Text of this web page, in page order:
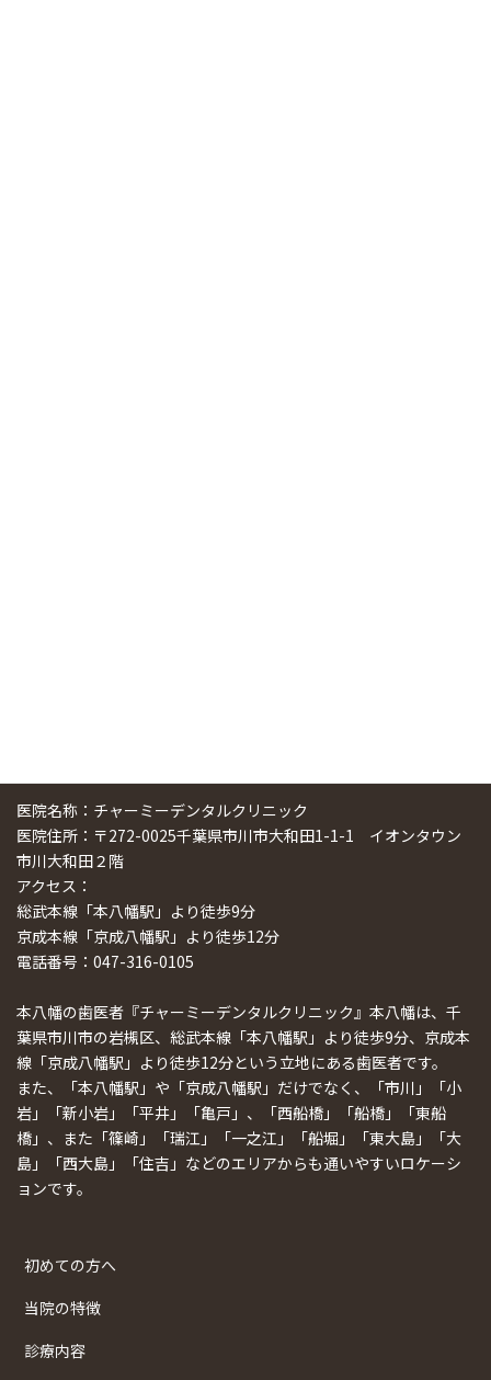
医院名称：チャーミーデンタルクリニック
医院住所：〒272-0025千葉県市川市大和田1-1-1 イオンタウン
市川大和田２階
アクセス：
総武本線「本八幡駅」より徒歩9分
京成本線「京成八幡駅」より徒歩12分
電話番号：047-316-0105
本八幡の歯医者『チャーミーデンタルクリニック』本八幡は、千
葉県市川市の岩槻区、総武本線「本八幡駅」より徒歩9分、京成本
線「京成八幡駅」より徒歩12分という立地にある歯医者です。
また、「本八幡駅」や「京成八幡駅」だけでなく、「市川」「小
岩」「新小岩」「平井」「亀戸」、「西船橋」「船橋」「東船
橋」、また「篠崎」「瑞江」「一之江」「船堀」「東大島」「大
島」「西大島」「住吉」などのエリアからも通いやすいロケーシ
ョンです。
初めての方へ
当院の特徴
診療内容